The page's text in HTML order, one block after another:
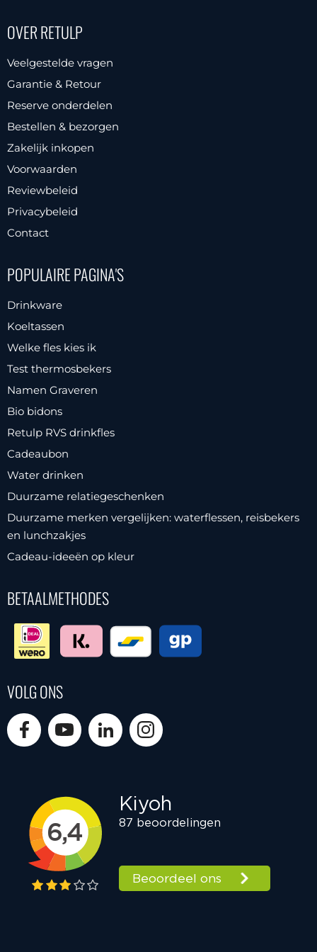
variaties.
optie
kan
gekozen
worden
op
OVER RETULP
Veelgestelde vragen
Garantie & Retour
Reserve onderdelen
Bestellen & bezorgen
Zakelijk inkopen
Voorwaarden
Reviewbeleid
Privacybeleid
Contact
POPULAIRE PAGINA'S
Drinkware
Koeltassen
Welke fles kies ik
Test thermosbekers
Namen Graveren
Bio bidons
Retulp RVS drinkfles
Cadeaubon
Water drinken
Duurzame relatiegeschenken
Duurzame merken vergelijken: waterflessen, reisbekers
en lunchzakjes
Cadeau-ideeën op kleur
BETAALMETHODES
VOLG ONS